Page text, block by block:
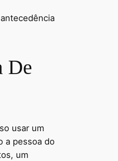
De
usar um
a pessoa do
um